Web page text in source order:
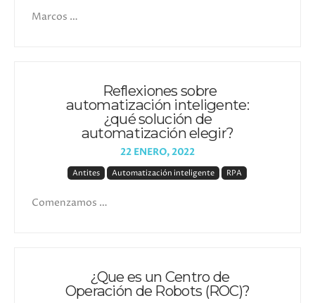
Marcos …
Reflexiones sobre
automatización inteligente:
¿qué solución de
automatización elegir?
22 ENERO, 2022
Antites Automatización inteligente RPA
Comenzamos …
¿Que es un Centro de
Operación de Robots (ROC)?